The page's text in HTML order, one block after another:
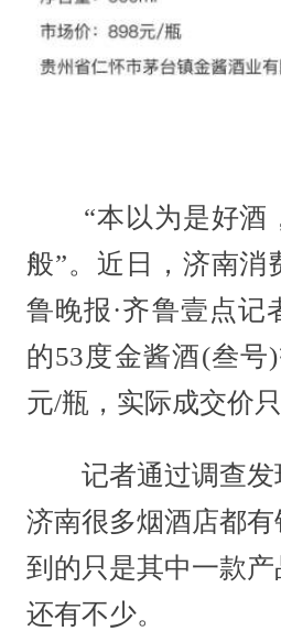
“本以为是好酒
般”。近日，济南消
鲁晚报·齐鲁壹点记
的53度金酱酒(叁号
元/瓶，实际成交价
记者通过调查发
济南很多烟酒店都
到的只是其中一款
还有不少。